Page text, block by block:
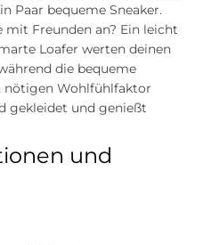
Paar bequeme Sneaker.
mit Freunden an? Ein leicht
Loafer werten deinen
die bequeme
nötigen Wohlfühlfaktor
gekleidet und genießt
und